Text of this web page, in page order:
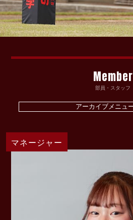
Member
部員・スタッフ
マネージャー